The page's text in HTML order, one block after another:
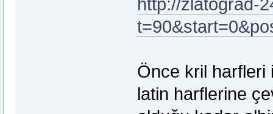
http://zlatograd-
Önce kril harfleri
latin harflerine